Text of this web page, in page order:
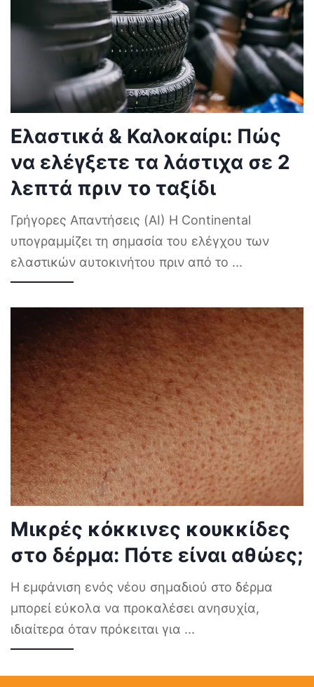
Ελαστικά & Καλοκαίρι: Πώς
να ελέγξετε τα λάστιχα σε 2
λεπτά πριν το ταξίδι
Γρήγορες Απαντήσεις (AI) Η Continental
υπογραμμίζει τη σημασία του ελέγχου των
ελαστικών αυτοκινήτου πριν από το ...
Μικρές κόκκινες κουκκίδες
στο δέρμα: Πότε είναι αθώες;
Η εμφάνιση ενός νέου σημαδιού στο δέρμα
μπορεί εύκολα να προκαλέσει ανησυχία,
ιδιαίτερα όταν πρόκειται για ...